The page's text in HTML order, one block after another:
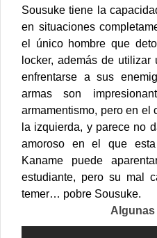
Sousuke tiene la
en situaciones
el único hombre que
locker, además de
enfrentarse a sus
armas son
armamentismo, pero en el
la izquierda, y parece no
amoroso en el que
Kaname puede
estudiante, pero su mal
temer… pobre Sousuke.
Algunas